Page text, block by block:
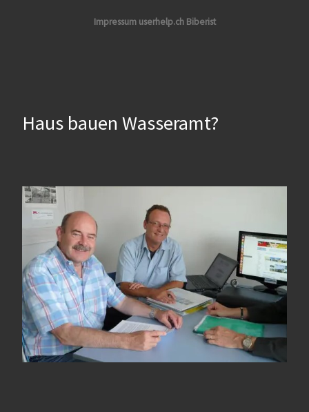
Impressum userhelp.ch Biberist
Haus bauen Wasseramt?